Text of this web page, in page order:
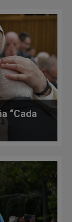
“Cada